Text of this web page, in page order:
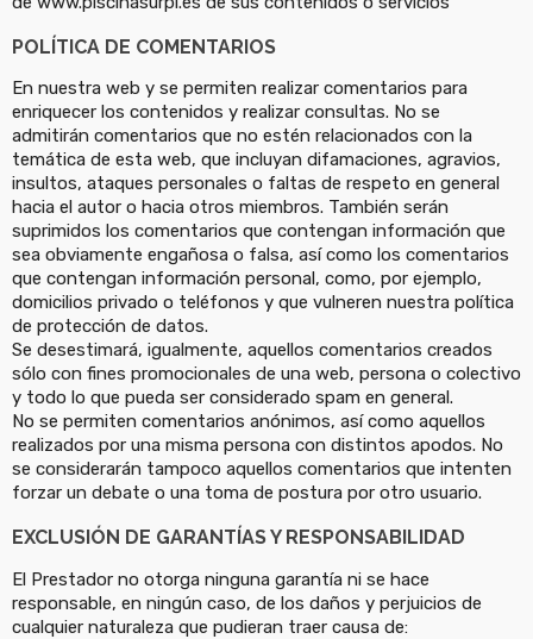
POLÍTICA DE COMENTARIOS
En nuestra web y se permiten realizar comentarios para
enriquecer los contenidos y realizar consultas. No se
admitirán comentarios que no estén relacionados con la
temática de esta web, que incluyan difamaciones, agravios,
insultos, ataques personales o faltas de respeto en general
hacia el autor o hacia otros miembros. También serán
suprimidos los comentarios que contengan información que
sea obviamente engañosa o falsa, así como los comentarios
que contengan información personal, como, por ejemplo,
domicilios privado o teléfonos y que vulneren nuestra política
de protección de datos.
Se desestimará, igualmente, aquellos comentarios creados
sólo con fines promocionales de una web, persona o colectivo
y todo lo que pueda ser considerado spam en general.
No se permiten comentarios anónimos, así como aquellos
realizados por una misma persona con distintos apodos. No
se considerarán tampoco aquellos comentarios que intenten
forzar un debate o una toma de postura por otro usuario.
EXCLUSIÓN DE GARANTÍAS Y RESPONSABILIDAD
El Prestador no otorga ninguna garantía ni se hace
responsable, en ningún caso, de los daños y perjuicios de
cualquier naturaleza que pudieran traer causa de: